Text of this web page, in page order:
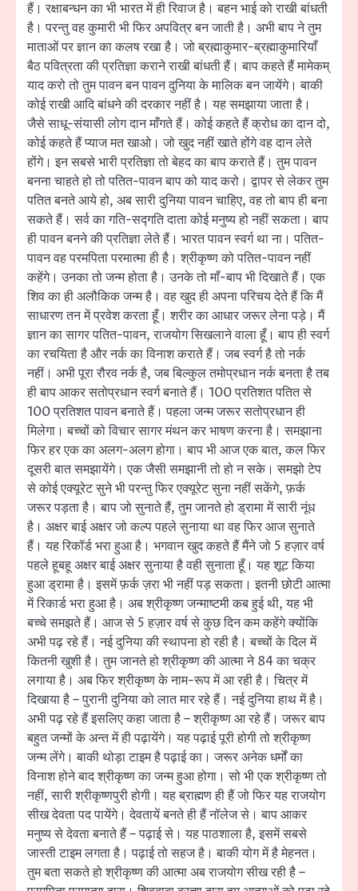
हैं। रक्षाबन्धन का भी भारत में ही रिवाज है। बहन भाई को राखी बांधती
है। परन्तु वह कुमारी भी फिर अपवित्र बन जाती है। अभी बाप ने तुम
माताओं पर ज्ञान का कलष रखा है। जो ब्रह्माकुमार-ब्रह्माकुमारियाँ
बैठ पवित्रता की प्रतिज्ञा कराने राखी बांधती हैं। बाप कहते हैं मामेकम्
याद करो तो तुम पावन बन पावन दुनिया के मालिक बन जायेंगे। बाकी
कोई राखी आदि बांधने की दरकार नहीं है। यह समझाया जाता है।
जैसे साधू-संयासी लोग दान माँगते हैं। कोई कहते हैं क्रोध का दान दो,
कोई कहते हैं प्याज मत खाओ। जो खुद नहीं खाते होंगे वह दान लेते
होंगे। इन सबसे भारी प्रतिज्ञा तो बेहद का बाप कराते हैं। तुम पावन
बनना चाहते हो तो पतित-पावन बाप को याद करो। द्वापर से लेकर तुम
पतित बनते आये हो, अब सारी दुनिया पावन चाहिए, वह तो बाप ही बना
सकते हैं। सर्व का गति-सद्गति दाता कोई मनुष्य हो नहीं सकता। बाप
ही पावन बनने की प्रतिज्ञा लेते हैं। भारत पावन स्वर्ग था ना। पतित-
पावन वह परमपिता परमात्मा ही है। श्रीकृष्ण को पतित-पावन नहीं
कहेंगे। उनका तो जन्म होता है। उनके तो माँ-बाप भी दिखाते हैं। एक
शिव का ही अलौकिक जन्म है। वह खुद ही अपना परिचय देते हैं कि मैं
साधारण तन में प्रवेश करता हूँ। शरीर का आधार जरूर लेना पड़े। मैं
ज्ञान का सागर पतित-पावन, राजयोग सिखलाने वाला हूँ। बाप ही स्वर्ग
का रचयिता है और नर्क का विनाश कराते हैं। जब स्वर्ग है तो नर्क
नहीं। अभी पूरा रौरव नर्क है, जब बिल्कुल तमोप्रधान नर्क बनता है तब
ही बाप आकर सतोप्रधान स्वर्ग बनाते हैं। 100 प्रतिशत पतित से
100 प्रतिशत पावन बनाते हैं। पहला जन्म जरूर सतोप्रधान ही
मिलेगा। बच्चों को विचार सागर मंथन कर भाषण करना है। समझाना
फिर हर एक का अलग-अलग होगा। बाप भी आज एक बात, कल फिर
दूसरी बात समझायेंगे। एक जैसी समझानी तो हो न सके। समझो टेप
से कोई एक्यूरेट सुने भी परन्तु फिर एक्यूरेट सुना नहीं सकेंगे, फ़र्क
जरूर पड़ता है। बाप जो सुनाते हैं, तुम जानते हो ड्रामा में सारी नूंध
है। अक्षर बाई अक्षर जो कल्प पहले सुनाया था वह फिर आज सुनाते
हैं। यह रिकॉर्ड भरा हुआ है। भगवान खुद कहते हैं मैंने जो 5 हज़ार वर्ष
पहले हूबहू अक्षर बाई अक्षर सुनाया है वही सुनाता हूँ। यह शूट किया
हुआ ड्रामा है। इसमें फ़र्क ज़रा भी नहीं पड़ सकता। इतनी छोटी आत्मा
में रिकार्ड भरा हुआ है। अब श्रीकृष्ण जन्माष्टमी कब हुई थी, यह भी
बच्चे समझते हैं। आज से 5 हज़ार वर्ष से कुछ दिन कम कहेंगे क्योंकि
अभी पढ़ रहे हैं। नई दुनिया की स्थापना हो रही है। बच्चों के दिल में
कितनी खुशी है। तुम जानते हो श्रीकृष्ण की आत्मा ने 84 का चक्र
लगाया है। अब फिर श्रीकृष्ण के नाम-रूप में आ रही है। चित्र में
दिखाया है – पुरानी दुनिया को लात मार रहे हैं। नई दुनिया हाथ में है।
अभी पढ़ रहे हैं इसलिए कहा जाता है – श्रीकृष्ण आ रहे हैं। जरूर बाप
बहुत जन्मों के अन्त में ही पढ़ायेंगे। यह पढ़ाई पूरी होगी तो श्रीकृष्ण
जन्म लेंगे। बाकी थोड़ा टाइम है पढ़ाई का। जरूर अनेक धर्मों का
विनाश होने बाद श्रीकृष्ण का जन्म हुआ होगा। सो भी एक श्रीकृष्ण तो
नहीं, सारी श्रीकृष्णपुरी होगी। यह ब्राह्मण ही हैं जो फिर यह राजयोग
सीख देवता पद पायेंगे। देवतायें बनते ही हैं नॉलेज से। बाप आकर
मनुष्य से देवता बनाते हैं – पढ़ाई से। यह पाठशाला है, इसमें सबसे
जास्ती टाइम लगता है। पढ़ाई तो सहज है। बाकी योग में है मेहनत।
तुम बता सकते हो श्रीकृष्ण की आत्मा अब राजयोग सीख रही है –